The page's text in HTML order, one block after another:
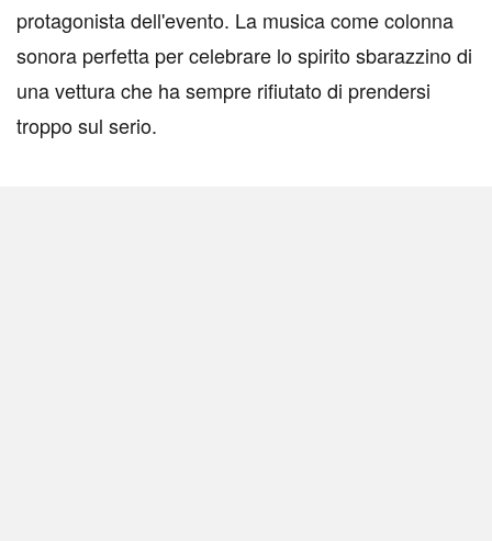
protagonista dell'evento. La musica come colonna
sonora perfetta per celebrare lo spirito sbarazzino di
una vettura che ha sempre rifiutato di prendersi
troppo sul serio.